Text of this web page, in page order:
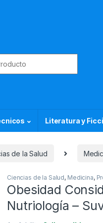
Literatura y
de la Salud
Ciencias de la Salud, Medicina,
Obesidad
Nutriología –